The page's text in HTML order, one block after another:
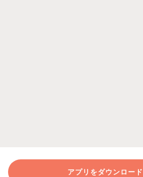
アプリをダウンロー